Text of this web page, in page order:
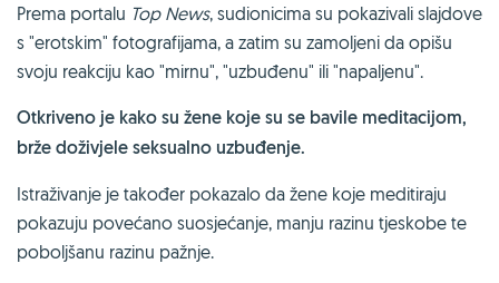
Prema portalu Top News, sudionicima su pokazivali slajdove
s "erotskim" fotografijama, a zatim su zamoljeni da opišu
svoju reakciju kao "mirnu", "uzbuđenu" ili "napaljenu".
Otkriveno je kako su žene koje su se bavile meditacijom,
brže doživjele seksualno uzbuđenje.
Istraživanje je također pokazalo da žene koje meditiraju
pokazuju povećano suosjećanje, manju razinu tjeskobe te
poboljšanu razinu pažnje.